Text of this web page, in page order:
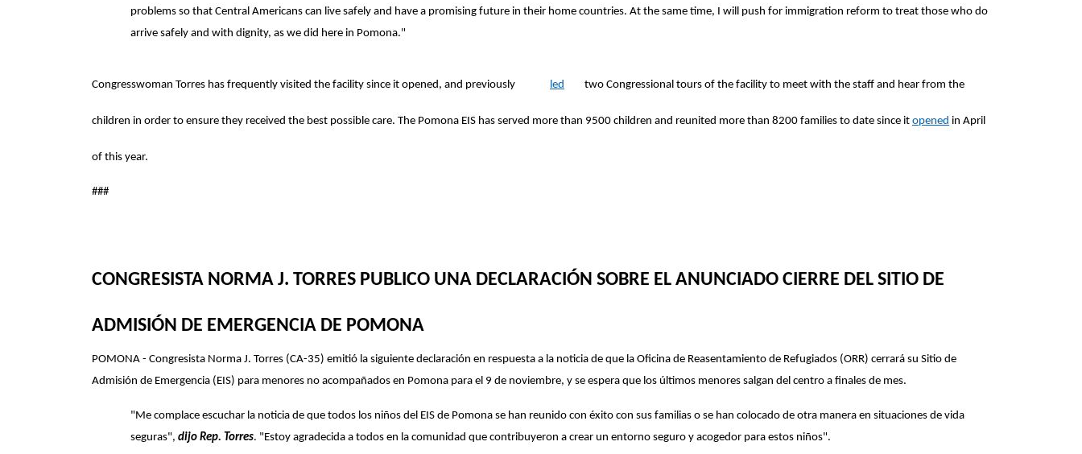
problems so that Central Americans can live safely and have a promising future in their home countries. At the same time, I will push for immigration reform to treat those who do
arrive safely and with dignity, as we did here in Pomona."
Congresswoman Torres has frequently visited the facility since it opened, and previously led two Congressional tours of the facility to meet with the staff and hear from the
children in order to ensure they received the best possible care. The Pomona EIS has served more than 9500 children and reunited more than 8200 families to date since it opened in April
of this year.
###
CONGRESISTA NORMA J. TORRES PUBLICO UNA DECLARACIÓN SOBRE EL ANUNCIADO CIERRE DEL SITIO DE
ADMISIÓN DE EMERGENCIA DE POMONA
POMONA - Congresista Norma J. Torres (CA-35) emitió la siguiente declaración en respuesta a la noticia de que la Oficina de Reasentamiento de Refugiados (ORR) cerrará su Sitio de
Admisión de Emergencia (EIS) para menores no acompañados en Pomona para el 9 de noviembre, y se espera que los últimos menores salgan del centro a finales de mes.
"Me complace escuchar la noticia de que todos los niños del EIS de Pomona se han reunido con éxito con sus familias o se han colocado de otra manera en situaciones de vida
seguras", dijo Rep. Torres. "Estoy agradecida a todos en la comunidad que contribuyeron a crear un entorno seguro y acogedor para estos niños".